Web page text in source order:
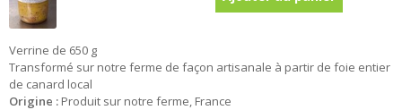
Verrine de 650 g
Transformé sur notre ferme de façon artisanale à partir de foie entier
de canard local
Origine : Produit sur notre ferme, France